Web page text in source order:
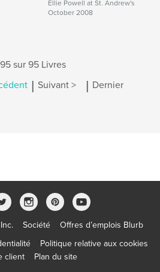
Ellie Powell at St. Andrew's
October 2008
sur 95 Livres
| Suivant > | Dernier
Société
Offres d’emplois Blurb
Politique relative aux cookies
client
Plan du site